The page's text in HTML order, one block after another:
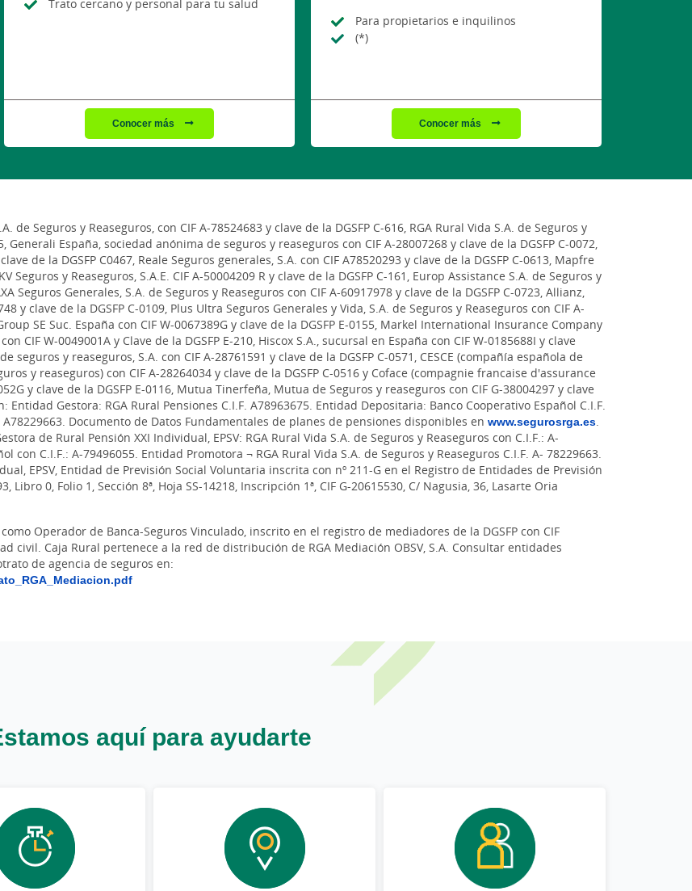
Trato cercano y personal para tu salud
Conocer más
Para propietarios e inquilinos
(*)
Conocer más
de Seguros y Reaseguros, con CIF A-78524683 y clave de la DGSFP C-616, RGA Rural Vida S.A. de Seguros y
Generali España, sociedad anónima de seguros y reaseguros con CIF A-28007268 y clave de la DGSFP C-0072,
de la DGSFP C0467, Reale Seguros generales, S.A. con CIF A78520293 y clave de la DGSFP C-0613, Mapfre
Seguros y Reaseguros, S.A.E. CIF A-50004209 R y clave de la DGSFP C-161, Europ Assistance S.A. de Seguros y
Seguros Generales, S.A. de Seguros y Reaseguros con CIF A-60917978 y clave de la DGSFP C-0723, Allianz,
y clave de la DGSFP C-0109, Plus Ultra Seguros Generales y Vida, S.A. de Seguros y Reaseguros con CIF A-
SE Suc. España con CIF W-0067389G y clave de la DGSFP E-0155, Markel International Insurance Company
CIF W-0049001A y Clave de la DGSFP E-210, Hiscox S.A., sucursal en España con CIF W-0185688I y clave
seguros y reaseguros, S.A. con CIF A-28761591 y clave de la DGSFP C-0571, CESCE (compañía española de
y reaseguros) con CIF A-28264034 y clave de la DGSFP C-0516 y Coface (compagnie francaise d'assurance
y clave de la DGSFP E-0116, Mutua Tinerfeña, Mutua de Seguros y reaseguros con CIF G-38004297 y clave
Entidad Gestora: RGA Rural Pensiones C.I.F. A78963675. Entidad Depositaria: Banco Cooperativo Español C.I.F.
A78229663. Documento de Datos Fundamentales de planes de pensiones disponibles en www.segurosrga.es.
de Rural Pensión XXI Individual, EPSV: RGA Rural Vida S.A. de Seguros y Reaseguros con C.I.F.: A-
con C.I.F.: A-79496055. Entidad Promotora ¬ RGA Rural Vida S.A. de Seguros y Reaseguros C.I.F. A- 78229663.
EPSV, Entidad de Previsión Social Voluntaria inscrita con nº 211-G en el Registro de Entidades de Previsión
0, Folio 1, Sección 8ª, Hoja SS-14218, Inscripción 1ª, CIF G-20615530, C/ Nagusia, 36, Lasarte Oria
Operador de Banca-Seguros Vinculado, inscrito en el registro de mediadores de la DGSFP con CIF
civil. Caja Rural pertenece a la red de distribución de RGA Mediación OBSV, S.A. Consultar entidades
de agencia de seguros en:
aquí para ayudarte